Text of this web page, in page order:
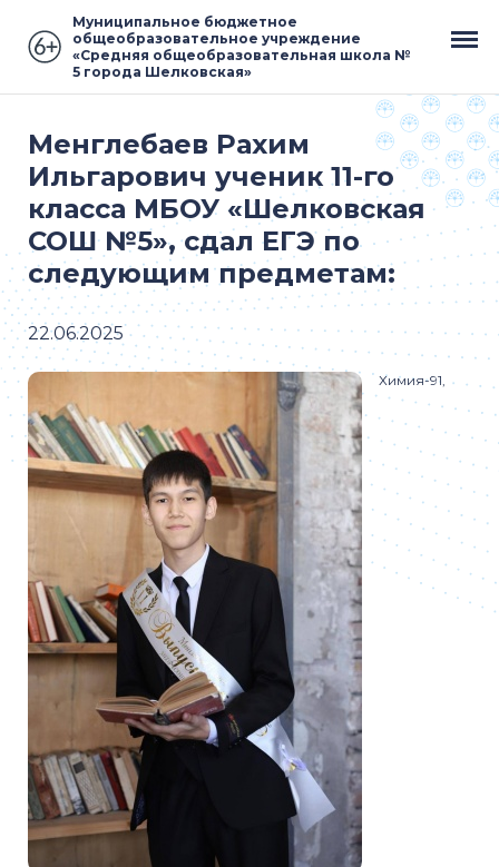
Муниципальное бюджетное
общеобразовательное учреждение
«Средняя общеобразовательная школа №
5 города Шелковская»
Менглебаев Рахим
Ильгарович ученик 11-го
класса МБОУ «Шелковская
СОШ №5», сдал ЕГЭ по
следующим предметам:
22.06.2025
Химия-91,